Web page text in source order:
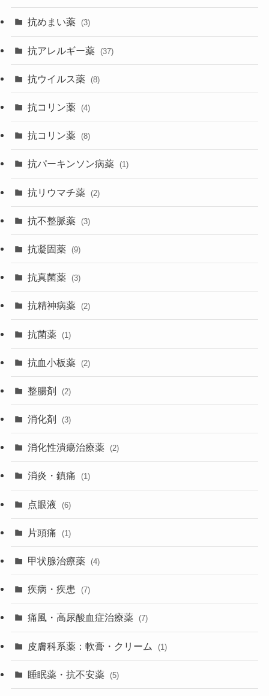
抗めまい薬 (3)
抗アレルギー薬 (37)
抗ウイルス薬 (8)
抗コリン薬 (4)
抗コリン薬 (8)
抗パーキンソン病薬 (1)
抗リウマチ薬 (2)
抗不整脈薬 (3)
抗凝固薬 (9)
抗真菌薬 (3)
抗精神病薬 (2)
抗菌薬 (1)
抗血小板薬 (2)
整腸剤 (2)
消化剤 (3)
消化性潰瘍治療薬 (2)
消炎・鎮痛 (1)
点眼液 (6)
片頭痛 (1)
甲状腺治療薬 (4)
疾病・疾患 (7)
痛風・高尿酸血症治療薬 (7)
皮膚科系薬：軟膏・クリーム (1)
睡眠薬・抗不安薬 (5)